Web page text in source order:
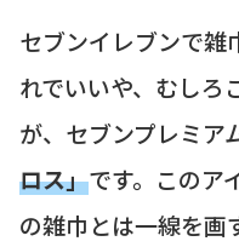
セブンイレブンで雑
れでいいや、むしろ
が、セブンプレミア
ロス」です。このア
の雑巾とは一線を画